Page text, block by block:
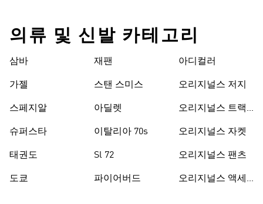
의류 및 신발 카테고리
삼바
가젤
스페지알
슈퍼스타
태권도
도쿄
재팬
스탠 스미스
아딜렛
이탈리아 70s
Sl 72
파이어버드
아디컬러
오리지널스 저지
오리지널스 트랙
오리지널스 자켓
오리지널스 팬츠
오리지널스 액세